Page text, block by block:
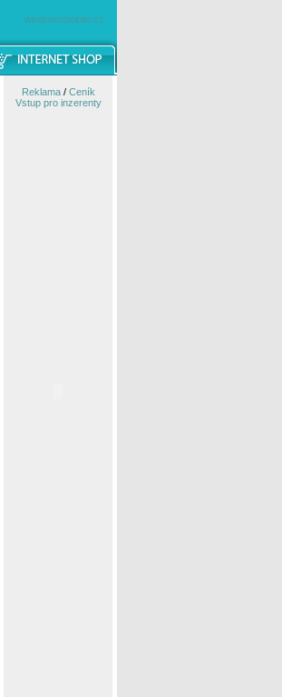
windowsmobile.cz
Reklama/ Ceník
Vstup pro inzerenty